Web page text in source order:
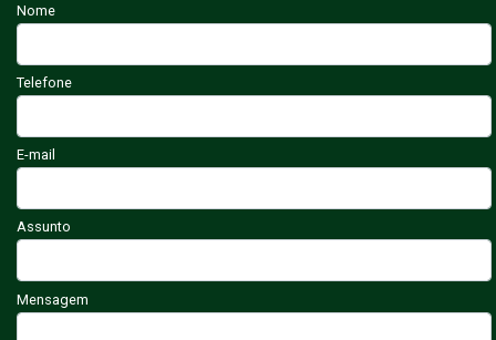
Nome
Telefone
E-mail
Assunto
Mensagem